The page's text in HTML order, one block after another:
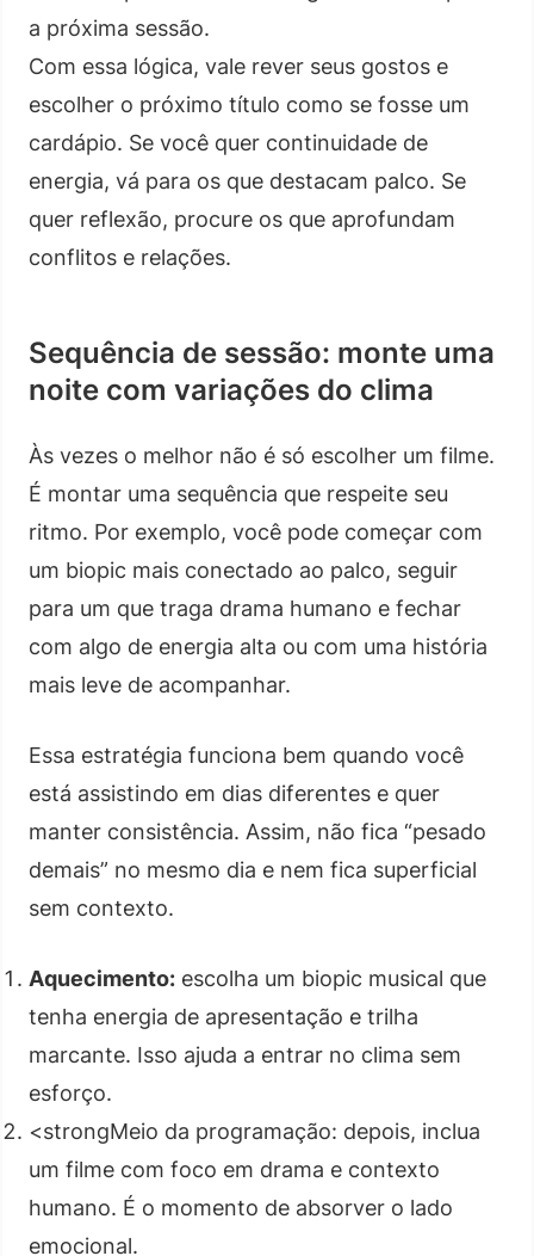
a próxima sessão.
Com essa lógica, vale rever seus gostos e
escolher o próximo título como se fosse um
cardápio. Se você quer continuidade de
energia, vá para os que destacam palco. Se
quer reflexão, procure os que aprofundam
conflitos e relações.
Sequência de sessão: monte uma
noite com variações do clima
Às vezes o melhor não é só escolher um filme.
É montar uma sequência que respeite seu
ritmo. Por exemplo, você pode começar com
um biopic mais conectado ao palco, seguir
para um que traga drama humano e fechar
com algo de energia alta ou com uma história
mais leve de acompanhar.
Essa estratégia funciona bem quando você
está assistindo em dias diferentes e quer
manter consistência. Assim, não fica “pesado
demais” no mesmo dia e nem fica superficial
sem contexto.
Aquecimento: escolha um biopic musical que
tenha energia de apresentação e trilha
marcante. Isso ajuda a entrar no clima sem
esforço.
<strongMeio da programação: depois, inclua
um filme com foco em drama e contexto
humano. É o momento de absorver o lado
emocional.